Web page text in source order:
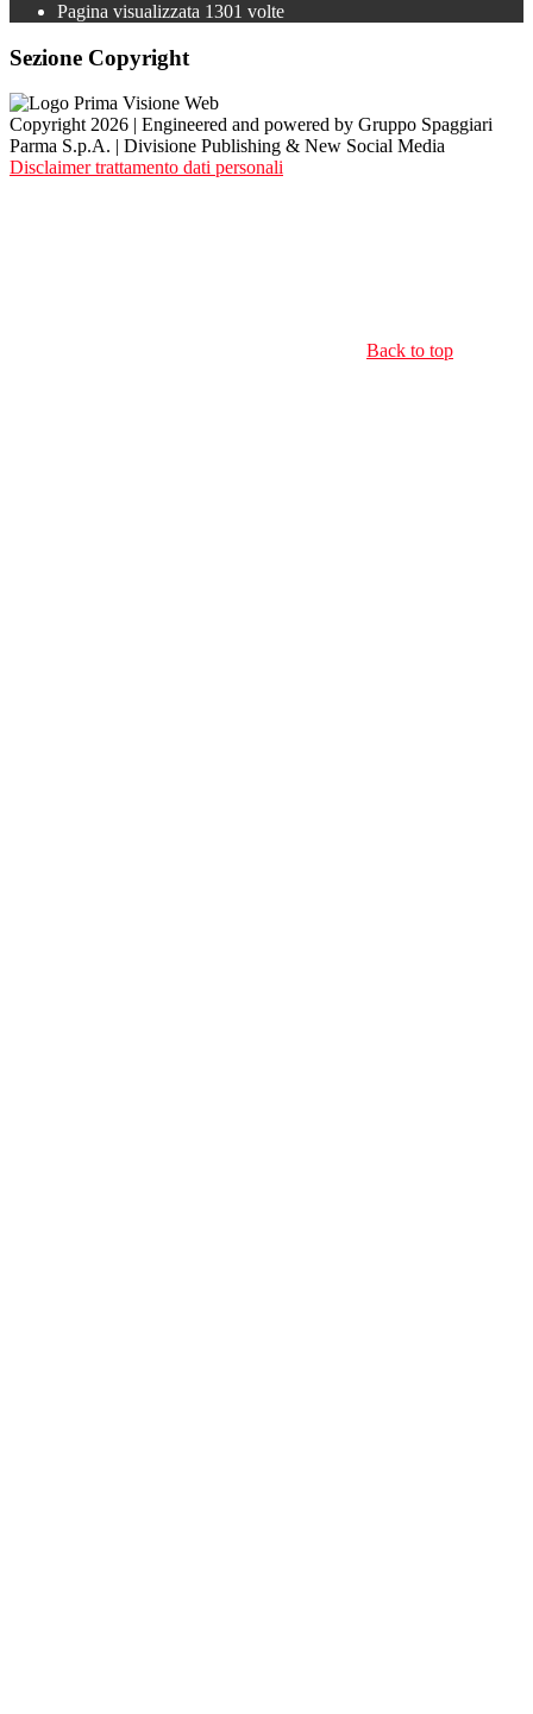
Pagina visualizzata 1301 volte
Sezione Copyright
Copyright 2026 | Engineered and powered by Gruppo Spaggiari
Parma S.p.A. | Divisione Publishing & New Social Media
Disclaimer trattamento dati personali
Back to top